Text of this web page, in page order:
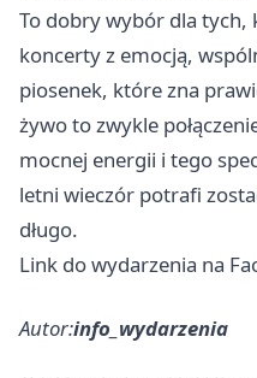
To dobry wybór dla
koncerty z emocją,
piosenek, które zna
żywo to zwykle
mocnej energii i tego
letni wieczór potrafi
długo.
Link do wydarzenia na
Autor:info_wydarzenia